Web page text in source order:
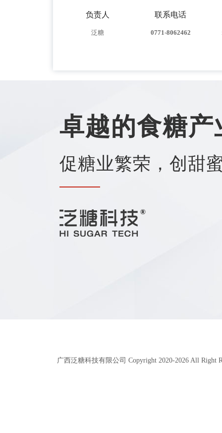
负责人
泛糖
联系电话
0771-8062462
卓越的食糖
促糖业繁荣，创甜
广西泛糖科技有限公司 Copyright 2020-2026 All Right